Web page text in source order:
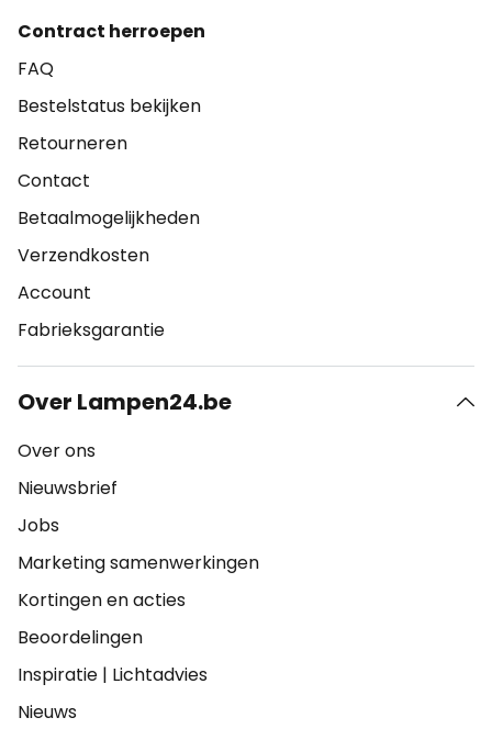
Contract herroepen
FAQ
Bestelstatus bekijken
Retourneren
Contact
Betaalmogelijkheden
Verzendkosten
Account
Fabrieksgarantie
Over Lampen24.be
Over ons
Nieuwsbrief
Jobs
Marketing samenwerkingen
Kortingen en acties
Beoordelingen
Inspiratie | Lichtadvies
Nieuws